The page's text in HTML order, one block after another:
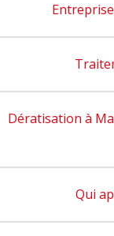
Dératisation à
Qui